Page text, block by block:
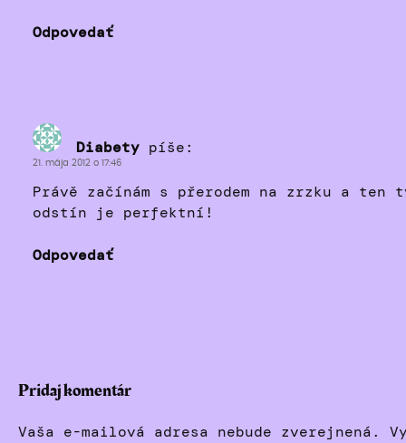
Odpovedať
Diabety píše:
21. mája 2012 o 17:46
Právě začínám s přerodem na zrzku a ten
odstín je perfektní!
Odpovedať
Pridaj komentár
Vaša e-mailová adresa nebude zverejnená.